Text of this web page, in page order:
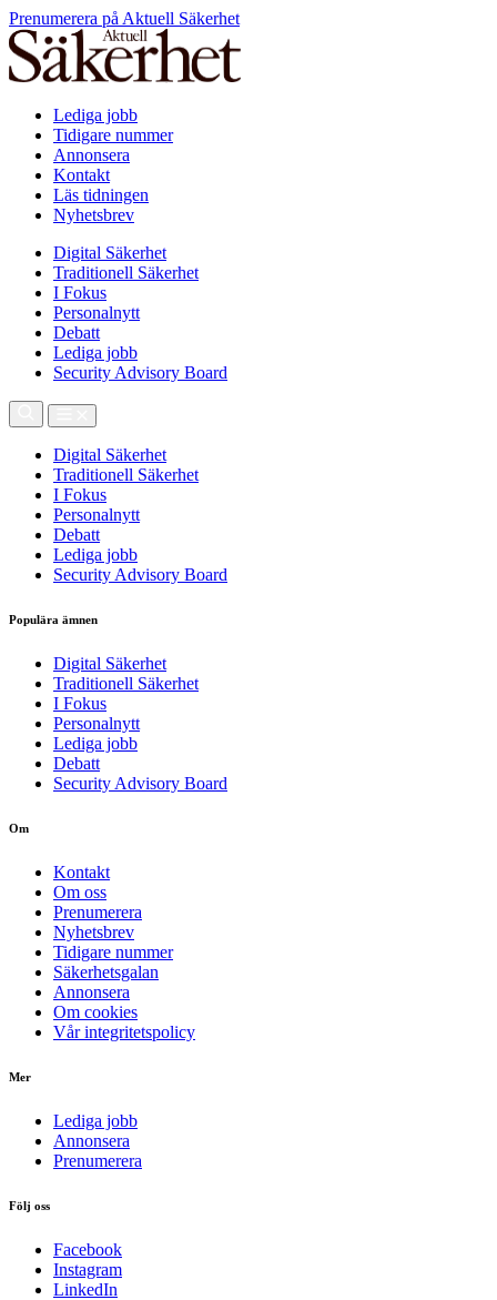
Prenumerera på Aktuell Säkerhet
Lediga jobb
Tidigare nummer
Annonsera
Kontakt
Läs tidningen
Nyhetsbrev
Digital Säkerhet
Traditionell Säkerhet
I Fokus
Personalnytt
Debatt
Lediga jobb
Security Advisory Board
Digital Säkerhet
Traditionell Säkerhet
I Fokus
Personalnytt
Debatt
Lediga jobb
Security Advisory Board
Populära ämnen
Digital Säkerhet
Traditionell Säkerhet
I Fokus
Personalnytt
Lediga jobb
Debatt
Security Advisory Board
Om
Kontakt
Om oss
Prenumerera
Nyhetsbrev
Tidigare nummer
Säkerhetsgalan
Annonsera
Om cookies
Vår integritetspolicy
Mer
Lediga jobb
Annonsera
Prenumerera
Följ oss
Facebook
Instagram
LinkedIn